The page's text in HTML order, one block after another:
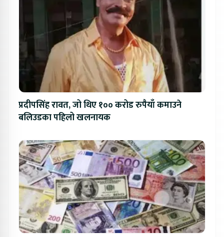
प्रदीपसिंह रावत, जो थिए १०० करोड रुपैयाँ कमाउने
बलिउडका पहिलो खलनायक